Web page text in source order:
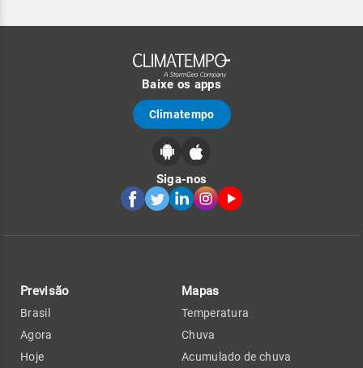
Baixe os apps
Climatempo
Siga-nos
Previsão
Brasil
Agora
Hoje
Mapas
Temperatura
Chuva
Acumulado de chuva